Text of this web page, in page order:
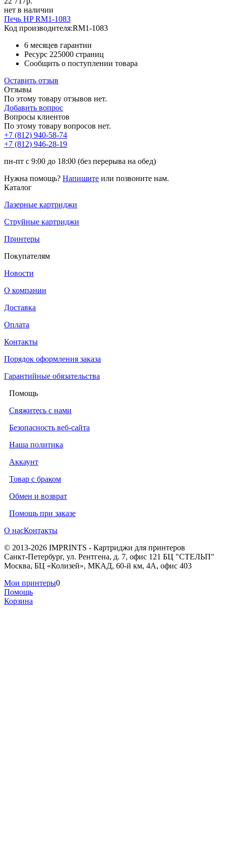
нет в наличии
Печь HP RM1-1083
Код производителя:RM1-1083
6 месяцев гарантии
Ресурс 225000 страниц
Сообщить о поступлении товара
Оставить отзыв
Отзывы
По этому товару отзывов нет.
Добавить вопрос
Вопросы клиентов
По этому товару вопросов нет.
+7 (812) 940-58-74
+7 (812) 946-28-19
пн-пт с 9:00 до 18:00 (без перерыва на обед)
Нужна помощь? Напишите или позвоните нам.
Каталог
Лазерные картриджи
Струйные картриджи
Принтеры
Покупателям
Новости
О компании
Доставка
Оплата
Контакты
Порядок оформления заказа
Гарантийные обязательства
Помощь
Свяжитесь с нами
Безопасность веб-сайта
Наша политика
Аккаунт
Товар с браком
Обмен и возврат
Помощь при заказе
О насКонтакты
© 2013-2026 IMPRINTS - Картриджи для принтеров
Санкт-Петербург, ул. Рентгена, д. 7, офис 121 БЦ "СТЕЛЬП"
Москва, БЦ «Колизей», МКАД, 60-й км, 4А, офис 403
Мои принтеры0
Помощь
Корзина